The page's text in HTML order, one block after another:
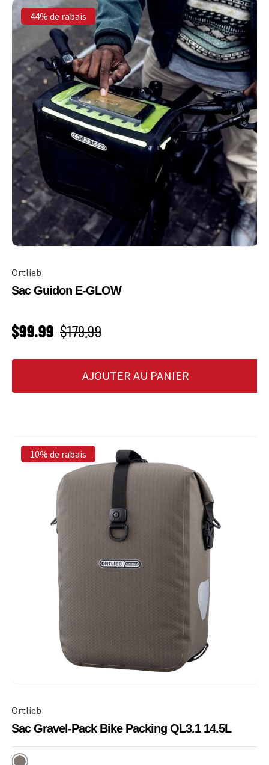
44% de rabais
Ortlieb
Sac Guidon E-GLOW
PRIX SOLDÉ
$99.99 Prix habituel
$179.99
AJOUTER AU PANIER
10% de rabais
Ortlieb
Sac Gravel-Pack Bike Packing QL3.1 14.5L